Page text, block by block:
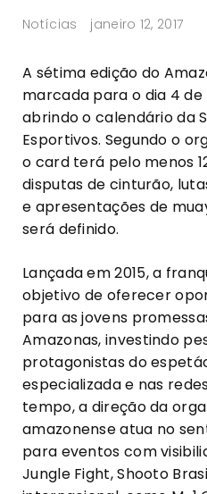
Notícias janeiro 12, 2017
A sétima edição do
marcada para o dia 4 de
abrindo o calendário da
Esportivos. Segundo o
o card terá pelo menos
disputas de cinturão,
e apresentações de
será definido.
Lançada em 2015, a
objetivo de oferecer
para as jovens
Amazonas, investindo
protagonistas do
especializada e nas
tempo, a direção da
amazonense atua no
para eventos com
Jungle Fight, Shooto